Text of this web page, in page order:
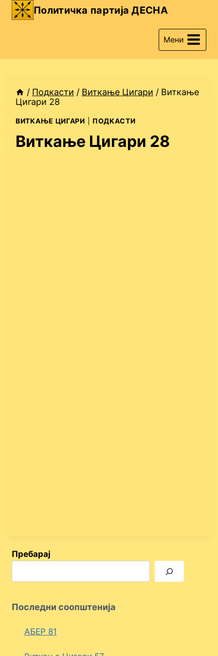
Skip
Политичка партија ДЕСНА
Мени
/ Подкасти / Виткање Цигари / Виткање
Цигари 28
ВИТКАЊЕ ЦИГАРИ ПОДКАСТИ
Виткање Цигари 28
Пребарај
Последни соопштенија
АБЕР 81